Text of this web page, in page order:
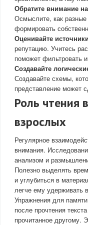
Обратите внимание
Осмыслите, как разные
формировать
Оценивайте источники
репутацию. Учитесь
поможет
Создавайте
Создавайте схемы,
представление может
Роль чтения
взрослых
Регулярное
внимания.
анализом и
Полезно выделять
и углубиться в
легче ему удерживать
Упражнения для
после прочтения
прочитанное другому.